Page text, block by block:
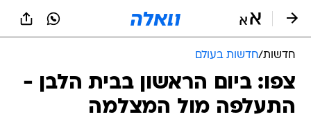
חדשות/חדשות בעולם
צפו: ביום הראשון בבית הלבן -
התעלפה מול המצלמה